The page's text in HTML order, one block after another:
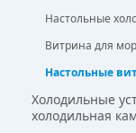
Настольные
Витрина для
Настольные
Холодильные
холодильная